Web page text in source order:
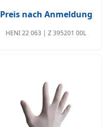
Preis nach Anmeldung
HENI 22 063 | Z 395201 00L